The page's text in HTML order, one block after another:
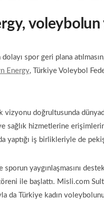
voleybolun
spor geri plana
Energy, Türkiye Voleybol
vizyonu doğrultusunda
sağlık hizmetlerine
yaptığı iş birlikleriyle de
sporun yaygınlaşmasını
ile başlattı. Misli.com
da Türkiye kadın